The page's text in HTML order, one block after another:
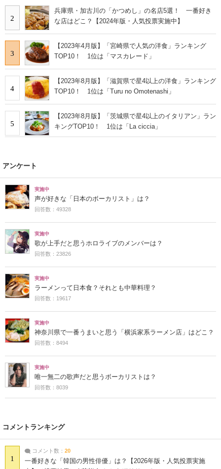
2
兵庫県・加古川の「かつめし」の名店5選！ 一番好き
な店はどこ？【2024年版・人気投票実施中】
3
【2023年4月版】「宮崎県で人気の洋食」ランキング
TOP10！ 1位は「マスカレード」
4
【2023年8月版】「滋賀県で星4以上の洋食」ランキング
TOP10！ 1位は「Turu no Omotenashi」
5
【2023年8月版】「茨城県で星4以上のイタリアン」ラン
キングTOP10！ 1位は「La ciccia」
アンケート
実施中
声が好きな「日本のボーカリスト」は？
回答数：49328
実施中
歌が上手だと思うホロライブのメンバーは？
回答数：23826
実施中
ラーメンって日本食？それとも中華料理？
回答数：19617
実施中
神奈川県で一番うまいと思う「横浜家系ラーメン店」はどこ？
回答数：8494
実施中
唯一無二の歌声だと思うボーカリストは？
回答数：8039
コメントランキング
1
コメント数： 20
一番好きな「韓国の男性俳優」は？【2026年版・人気投票実施